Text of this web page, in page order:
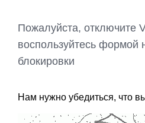
Пожалуйста, отключите
воспользуйтесь формой
блокировки
Нам нужно убедиться, что